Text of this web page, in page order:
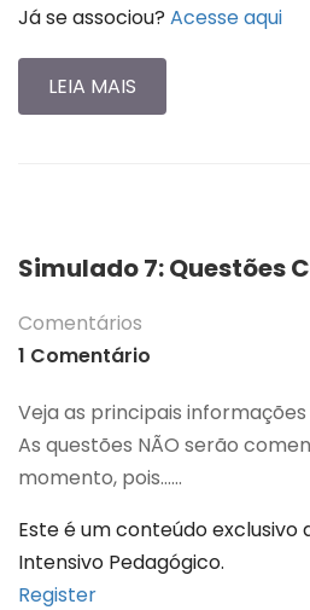
Já se associou? Acesse aqui
LEIA MAIS
Simulado 7: Questões
Comentários
1 Comentário
Veja as principais
As questões NÃO serão
momento, pois…...
Este é um conteúdo exclusivo
Intensivo Pedagógico.
Register